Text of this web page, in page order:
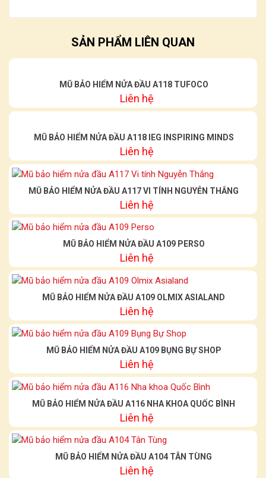
SẢN PHẨM LIÊN QUAN
MŨ BẢO HIỂM NỬA ĐẦU A118 TUFOCO
Liên hệ
MŨ BẢO HIỂM NỬA ĐẦU A118 IEG INSPIRING MINDS
Liên hệ
MŨ BẢO HIỂM NỬA ĐẦU A117 VI TÍNH NGUYỄN THẮNG
Liên hệ
MŨ BẢO HIỂM NỬA ĐẦU A109 PERSO
Liên hệ
MŨ BẢO HIỂM NỬA ĐẦU A109 OLMIX ASIALAND
Liên hệ
MŨ BẢO HIỂM NỬA ĐẦU A109 BỤNG BỰ SHOP
Liên hệ
MŨ BẢO HIỂM NỬA ĐẦU A116 NHA KHOA QUỐC BÌNH
Liên hệ
MŨ BẢO HIỂM NỬA ĐẦU A104 TÂN TÙNG
Liên hệ